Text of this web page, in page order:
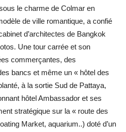
le charme de Colmar en
de ville romantique, a confié
d’architectes de Bangkok
Une tour carrée et son
commerçantes, des
bancs et même un « hôtel des
à la sortie Sud de Pattaya,
hôtel Ambassador et ses
stratégique sur la « route des
Market, aquarium..) doté d’un